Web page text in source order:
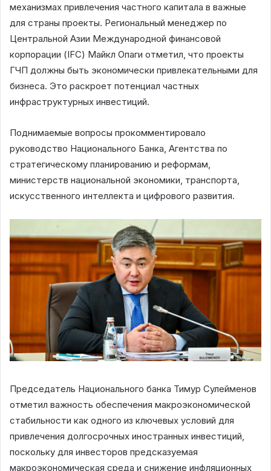
механизмах привлечения частного капитала в важные
для страны проекты. Региональный менеджер по
Центральной Азии Международной финансовой
корпорации (IFC) Майкл Опаги отметил, что проекты
ГЧП должны быть экономически привлекательными для
бизнеса. Это раскроет потенциал частных
инфраструктурных инвестиций.
Поднимаемые вопросы прокомментировало
руководство Национального Банка, Агентства по
стратегическому планированию и реформам,
министерств национальной экономики, транспорта,
искусственного интеллекта и цифрового развития.
Председатель Национального банка Тимур Сулейменов
отметил важность обеспечения макроэкономической
стабильности как одного из ключевых условий для
привлечения долгосрочных иностранных инвестиций,
поскольку для инвесторов предсказуемая
макроэкономическая среда и снижение инфляционных